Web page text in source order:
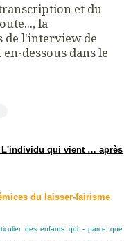
et du
la
de l'interview de
en-dessous dans le
L'individu qui vient … après
du laisser-fairisme
des enfants qui - parce que